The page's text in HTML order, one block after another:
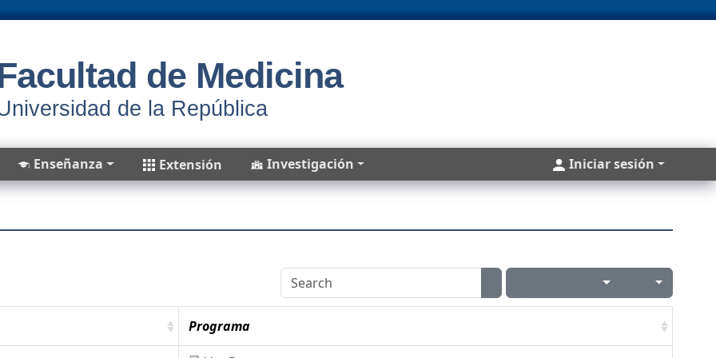
de Medicina
de la República
Enseñanza Extensión Investigación Cuentas
Iniciar sesión
Programa